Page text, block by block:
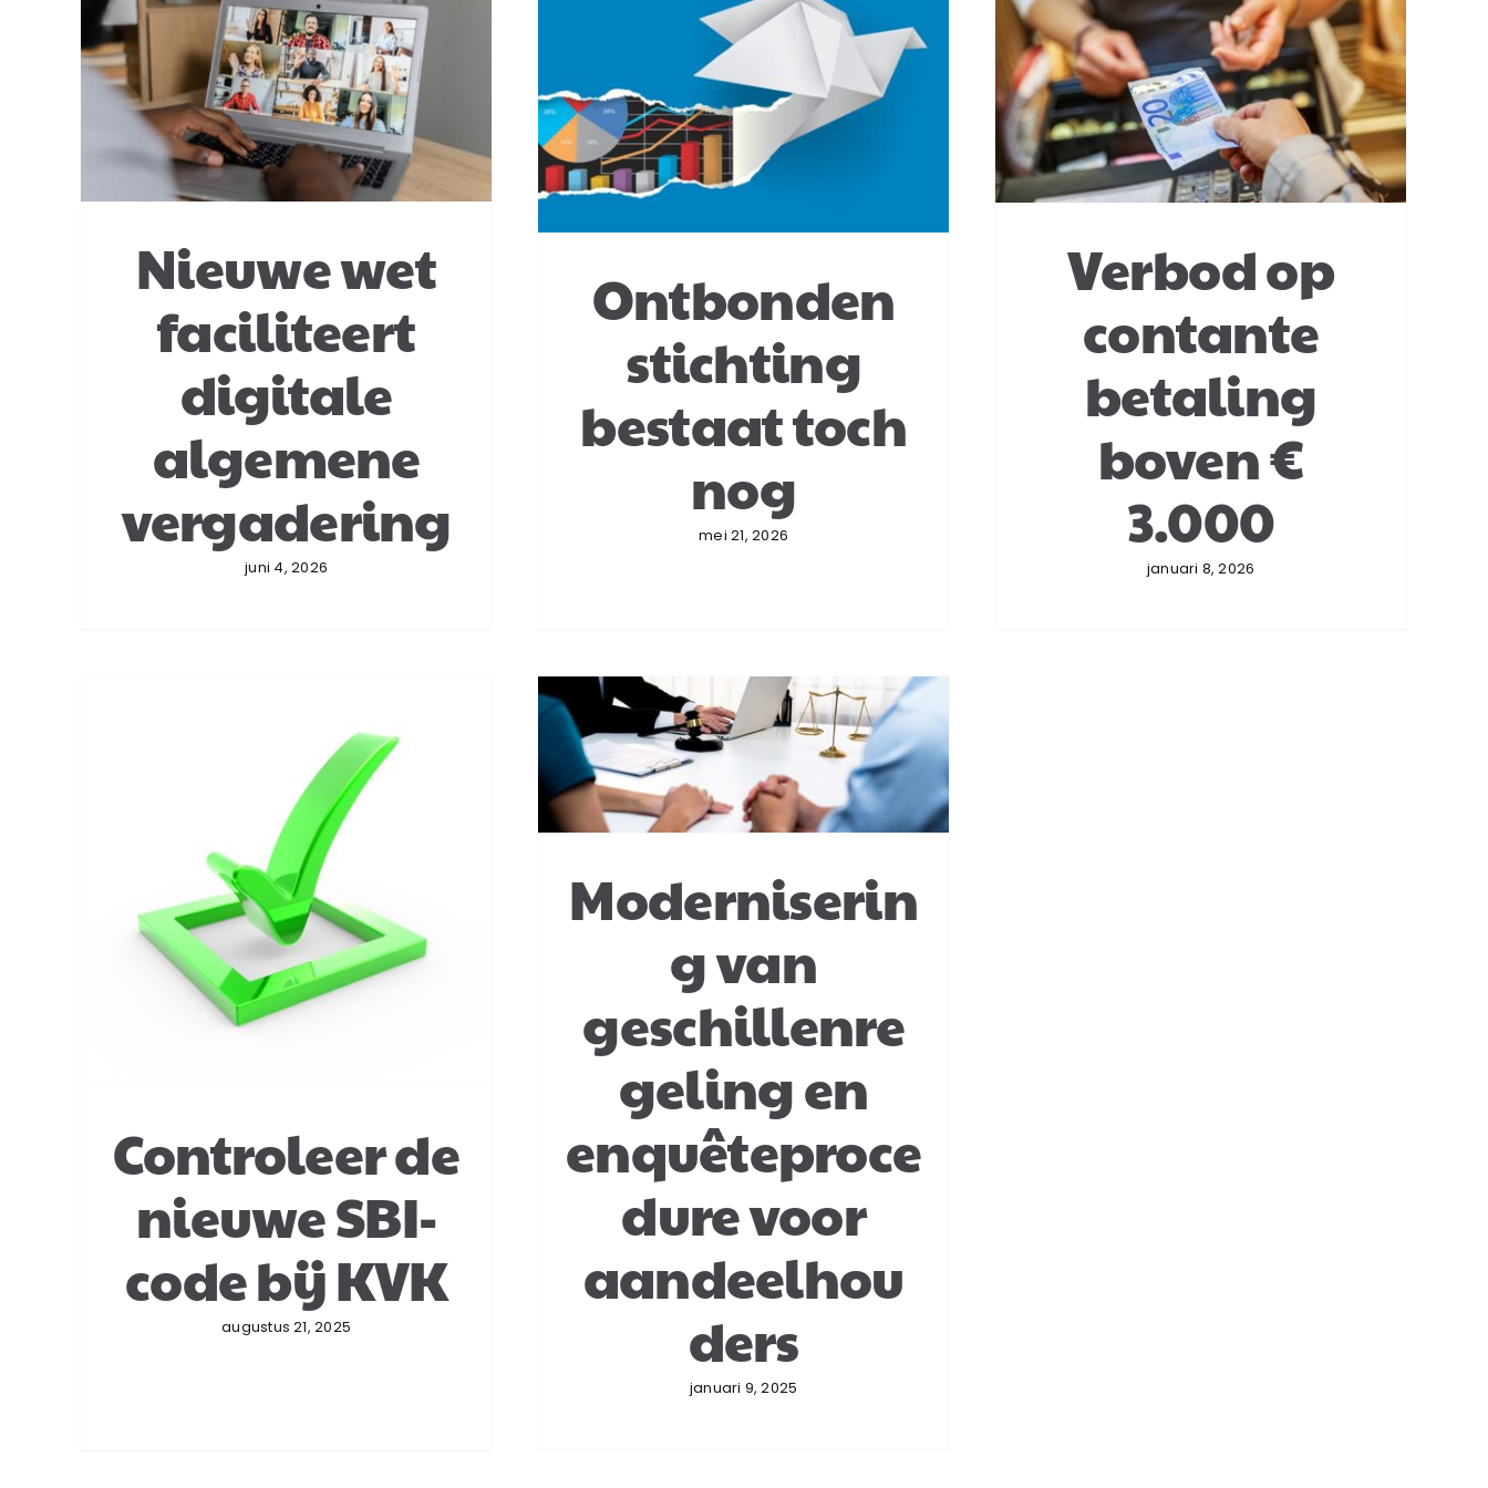
Nieuwe wet
faciliteert
digitale
algemene
vergadering
juni 4, 2026
Ontbonden stichting
bestaat toch nog
Ondernemingsrecht
Ontbonden
stichting
bestaat toch
nog
mei 21, 2026
Verbod op contante
betaling boven € 3.000
Ondernemingsrecht
Verbod op
contante
betaling
boven €
3.000
januari 8, 2026
Controleer de
nieuwe SBI-
code bij KVK
augustus 21, 2025
geschillenregeling en
enquêteprocedure voor
aandeelhouders
Ondernemingsrecht
Moderniserin
g van
geschillenre
geling en
enquêteproce
dure voor
aandeelhou
ders
januari 9, 2025